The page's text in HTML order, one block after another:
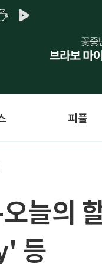
피플
늘의
등